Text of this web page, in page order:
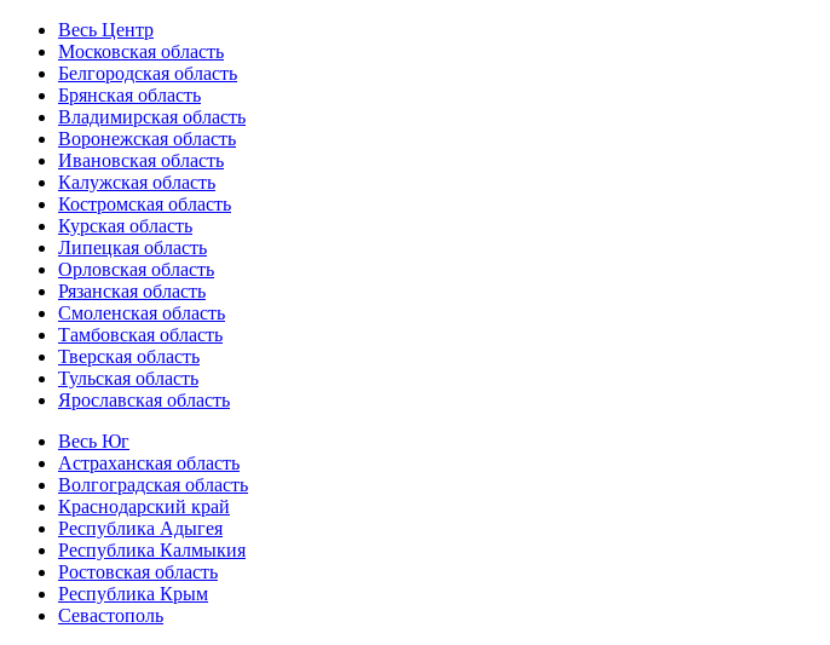
Весь Центр
Московская область
Белгородская область
Брянская область
Владимирская область
Воронежская область
Ивановская область
Калужская область
Костромская область
Курская область
Липецкая область
Орловская область
Рязанская область
Смоленская область
Тамбовская область
Тверская область
Тульская область
Ярославская область
Весь Юг
Астраханская область
Волгоградская область
Краснодарский край
Республика Адыгея
Республика Калмыкия
Ростовская область
Республика Крым
Севастополь